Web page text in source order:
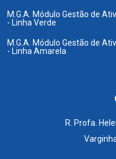
M.G.A. Módulo Gestão de
- Linha Verde
M.G.A. Módulo Gestão de
- Linha Amarela
R. Profa.